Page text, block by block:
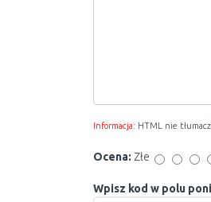
Informacja: HTML nie
Ocena: Złe
Wpisz kod w polu